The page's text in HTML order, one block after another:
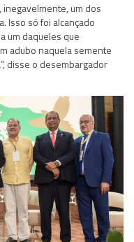
inegavelmente, um dos
Isso só foi alcançado
um daqueles que
adubo naquela semente
disse o desembargador